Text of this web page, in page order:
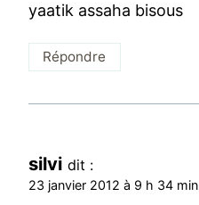
yaatik assaha bisous
Répondre
silvi dit :
23 janvier 2012 à 9 h 34 min